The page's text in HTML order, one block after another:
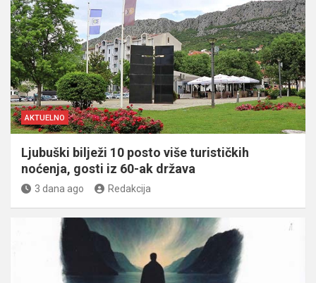
AKTUELNO
Ljubuški bilježi 10 posto više turističkih
noćenja, gosti iz 60-ak država
3 dana ago Redakcija